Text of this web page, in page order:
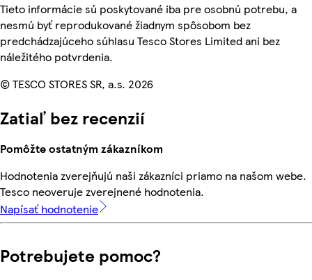
Tieto informácie sú poskytované iba pre osobnú potrebu, a
nesmú byť reprodukované žiadnym spôsobom bez
predchádzajúceho súhlasu Tesco Stores Limited ani bez
náležitého potvrdenia.
© TESCO STORES SR, a.s. 2026
Zatiaľ bez recenzií
Pomôžte ostatným zákazníkom
Hodnotenia zverejňujú naši zákazníci priamo na našom webe.
Tesco neoveruje zverejnené hodnotenia.
Napísať hodnotenie
Potrebujete pomoc?